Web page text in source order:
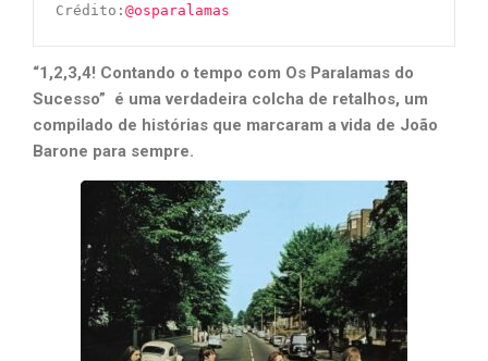
Crédito: @osparalamas
“1,2,3,4! Contando o tempo com Os Paralamas do
Sucesso” é uma verdadeira colcha de retalhos, um
compilado de histórias que marcaram a vida de João
Barone para sempre.